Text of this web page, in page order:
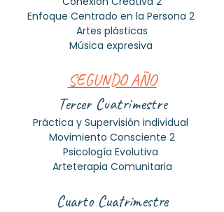
Enfoque Centrado en la Persona 2
Artes plásticas
Música expresiva
SEGUNDO AÑO
Tercer Cuatrimestre
Práctica y Supervisión individual
Movimiento Consciente 2
Psicología Evolutiva
Arteterapia Comunitaria​
Cuarto Cuatrimestre